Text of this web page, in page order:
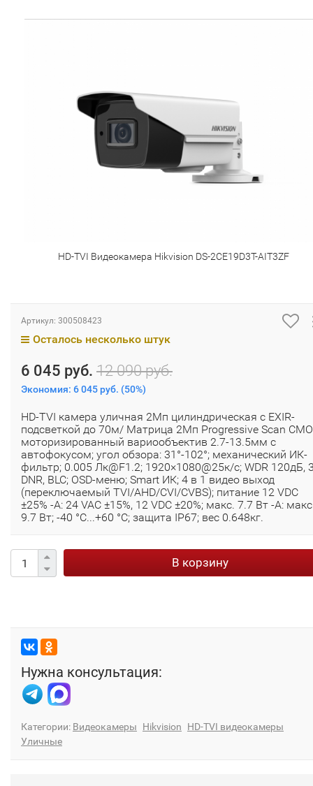
HD-TVI Видеокамера Hikvision DS-2CE19D3T-AIT3ZF
Артикул: 300508423
Осталось несколько штук
6 045 руб. 12 090 руб.
Экономия: 6 045 руб. (50%)
HD-TVI камера уличная 2Мп цилиндрическая с EXIR-
подсветкой до 70м/ Матрица 2Мп Progressive Scan
моторизированный вариообъектив 2.7-13.5мм с
автофокусом; угол обзора: 31°-102°; механический ИК-
фильтр; 0.005 Лк@F1.2; 1920×1080@25к/с; WDR 120дБ,
DNR, BLC; OSD-меню; Smart ИК; 4 в 1 видео выход
(переключаемый TVI/AHD/CVI/CVBS); питание 12 VDC
±25% -A: 24 VAC ±15%, 12 VDC ±20%; макс. 7.7 Вт -A:
9.7 Вт; -40 °C...+60 °C; защита IP67; вес 0.648кг.
В корзину
Нужна консультация:
Категории: Видеокамеры Hikvision
HD-TVI видеокамеры
Уличные